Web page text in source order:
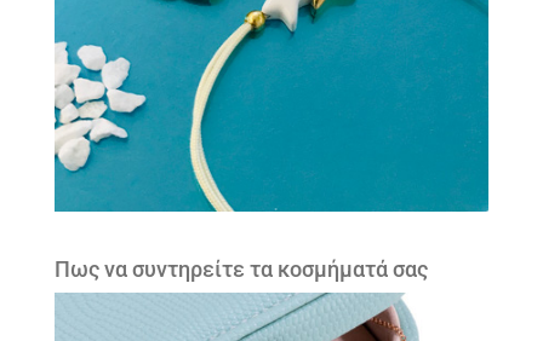
Πως να συντηρείτε τα κοσμήματά σας